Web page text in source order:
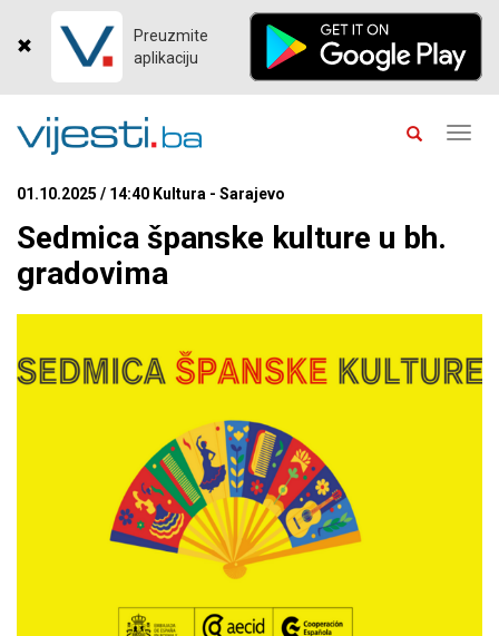
Preuzmite
aplikaciju
01.10.2025 / 14:40 Kultura - Sarajevo
Sedmica španske kulture u bh.
gradovima